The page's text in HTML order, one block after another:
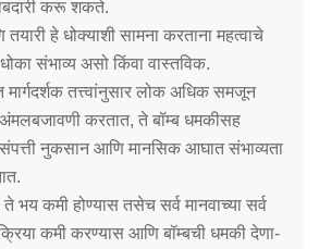
करू शकते.
हे धोक्याशी सामना करताना महत्वाचे
संभाव्य असो किंवा वास्तविक.
मार्गदर्शक तत्त्वांनुसार लोक अधिक समजून
अंमलबजावणी करतात, ते बॉम्ब धमकीसह
नुकसान आणि मानसिक आघात संभाव्यता
ते भय कमी होण्यास तसेच सर्व मानवाच्या सर्व
कमी करण्यास आणि बॉम्बची धमकी देणा-